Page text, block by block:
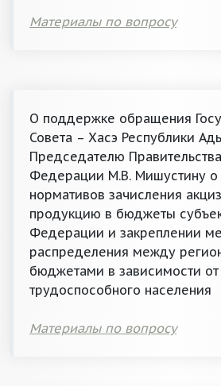
Материалы по вопросу
О поддержке обращения
Совета – Хасэ Республики
Председателю
Федерации М.В. Мишустину о
нормативов зачисления
продукцию в бюджеты
Федерации и закреплении
распределения между
бюджетами в зависимости от
трудоспособного населения
Материалы по вопросу